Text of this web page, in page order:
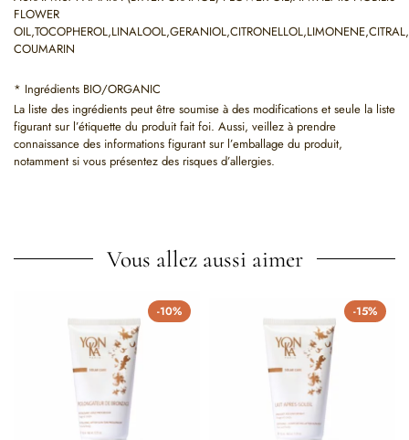
FLOWER
OIL,TOCOPHEROL,LINALOOL,GERANIOL,CITRONELLOL,LIMONENE,CITRAL,
COUMARIN
* Ingrédients BIO/ORGANIC
La liste des ingrédients peut être soumise à des modifications et seule la liste
figurant sur l’étiquette du produit fait foi. Aussi, veillez à prendre
connaissance des informations figurant sur l’emballage du produit,
notamment si vous présentez des risques d’allergies.
Vous allez aussi aimer
-10% -15%